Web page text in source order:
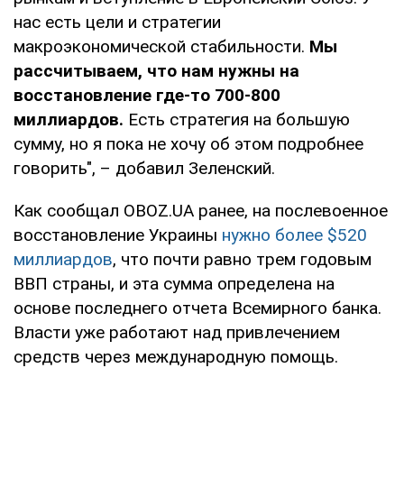
нас есть цели и стратегии
макроэкономической стабильности. Мы
рассчитываем, что нам нужны на
восстановление где-то 700-800
миллиардов. Есть стратегия на большую
сумму, но я пока не хочу об этом подробнее
говорить", – добавил Зеленский.
Как сообщал OBOZ.UA ранее, на послевоенное
восстановление Украины нужно более $520
миллиардов, что почти равно трем годовым
ВВП страны, и эта сумма определена на
основе последнего отчета Всемирного банка.
Власти уже работают над привлечением
средств через международную помощь.